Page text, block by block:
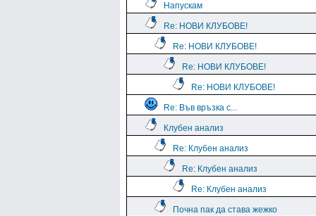
Напускам
Re: НОВИ КЛУБОВЕ!
Re: НОВИ КЛУБОВЕ!
Re: НОВИ КЛУБОВЕ!
Re: НОВИ КЛУБОВЕ!
Re: Във връзка с...
Клубен анализ
Re: Клубен анализ
Re: Клубен анализ
Re: Клубен анализ
Почна пак да става жежко